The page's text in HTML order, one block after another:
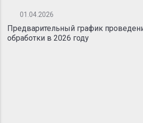
01.04.2026
Предварительный график
обработки в 2026 году